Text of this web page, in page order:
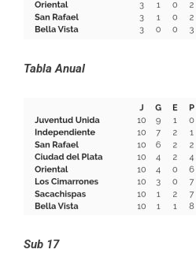
Tabla Anual
Sub 17